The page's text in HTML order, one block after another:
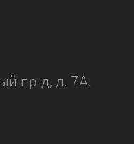
пр-д, д. 7А.